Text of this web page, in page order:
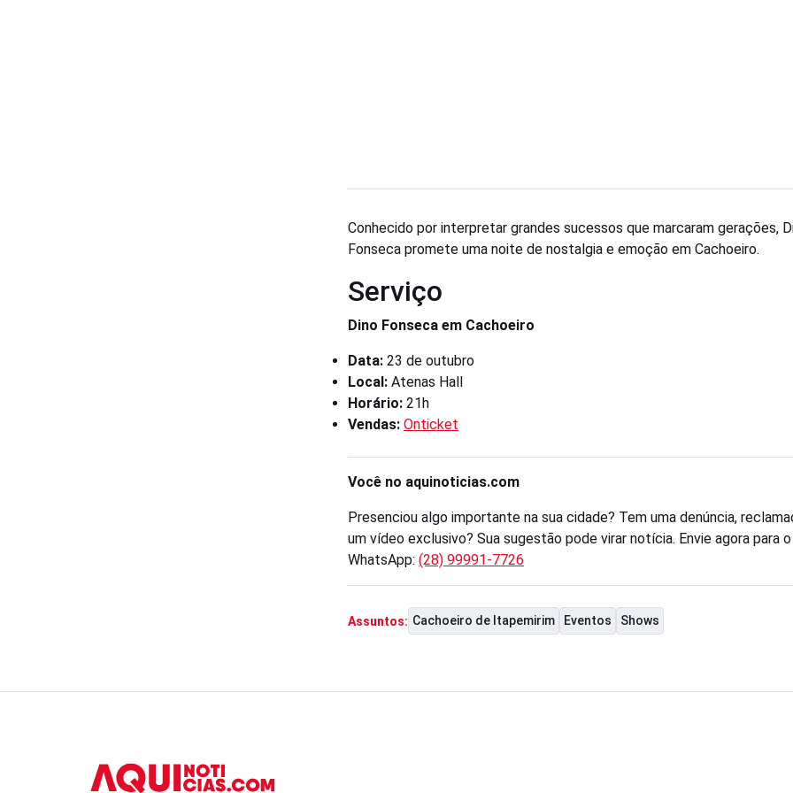
Conhecido por interpretar grandes sucessos que marcaram gerações,
Fonseca promete uma noite de nostalgia e emoção em Cachoeiro.
Serviço
Dino Fonseca em Cachoeiro
Data: 23 de outubro
Local: Atenas Hall
Horário: 21h
Vendas: Onticket
Você no aquinoticias.com
Presenciou algo importante na sua cidade? Tem uma denúncia,
um vídeo exclusivo? Sua sugestão pode virar notícia. Envie agora para
WhatsApp: (28) 99991-7726
Assuntos: Cachoeiro de Itapemirim Eventos Shows